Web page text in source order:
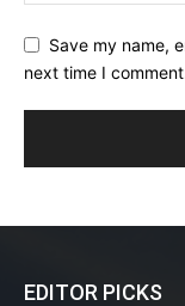
Save my name,
next time I
EDITOR PICKS